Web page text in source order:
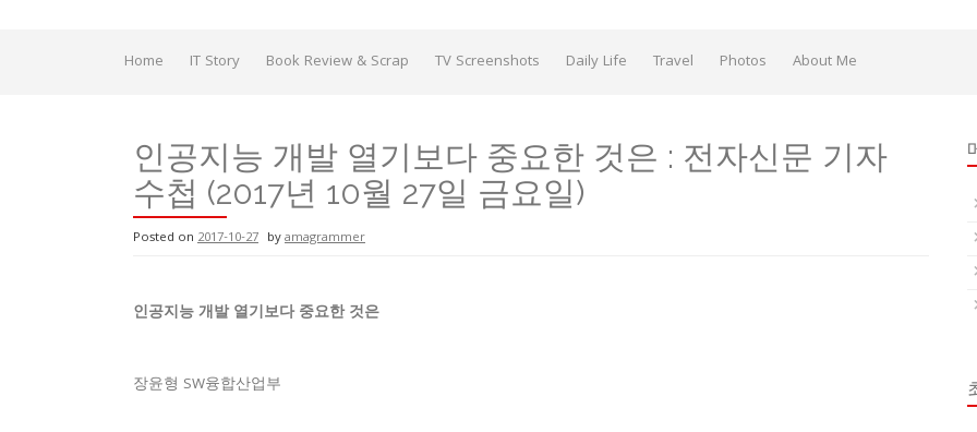
Home IT Story Book Review & Scrap TV Screenshots Daily Life Travel Photos About Me
인공지능 개발 열기보다 중요한 것은 : 전자신문 기자
수첩 (2017년 10월 27일 금요일)
Posted on 2017-10-27 byamagrammer
인공지능 개발 열기보다 중요한 것은
장윤형 SW융합산업부